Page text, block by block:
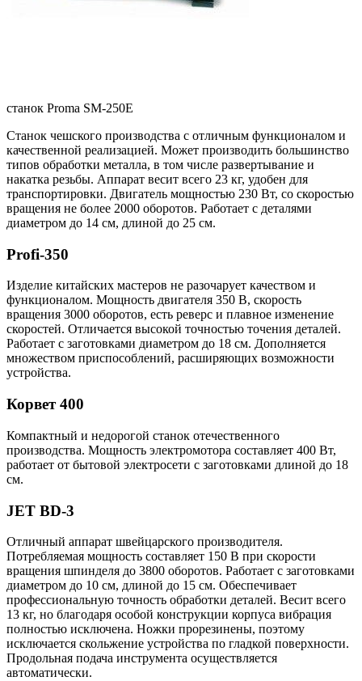
станок Proma SM-250E
Станок чешского производства с отличным функционалом и
качественной реализацией. Может производить большинство
типов обработки металла, в том числе развертывание и
накатка резьбы. Аппарат весит всего 23 кг, удобен для
транспортировки. Двигатель мощностью 230 Вт, со скоростью
вращения не более 2000 оборотов. Работает с деталями
диаметром до 14 см, длиной до 25 см.
Profi-350
Изделие китайских мастеров не разочарует качеством и
функционалом. Мощность двигателя 350 В, скорость
вращения 3000 оборотов, есть реверс и плавное изменение
скоростей. Отличается высокой точностью точения деталей.
Работает с заготовками диаметром до 18 см. Дополняется
множеством приспособлений, расширяющих возможности
устройства.
Корвет 400
Компактный и недорогой станок отечественного
производства. Мощность электромотора составляет 400 Вт,
работает от бытовой электросети с заготовками длиной до 18
см.
JET BD-3
Отличный аппарат швейцарского производителя.
Потребляемая мощность составляет 150 В при скорости
вращения шпинделя до 3800 оборотов. Работает с заготовками
диаметром до 10 см, длиной до 15 см. Обеспечивает
профессиональную точность обработки деталей. Весит всего
13 кг, но благодаря особой конструкции корпуса вибрация
полностью исключена. Ножки прорезинены, поэтому
исключается скольжение устройства по гладкой поверхности.
Продольная подача инструмента осуществляется
автоматически.